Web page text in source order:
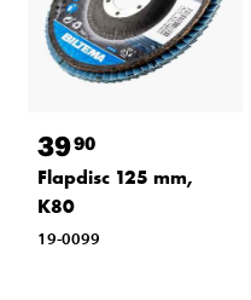
3990
Flapdisc 125 mm,
K80
19-0099